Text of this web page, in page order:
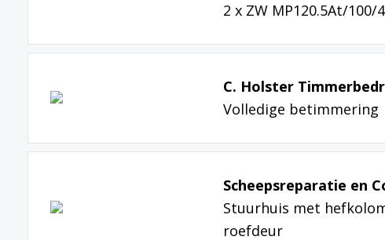
2 x ZW MP120.5At/
C. Holster
Volledige betimmering
Scheepsreparatie en
Stuurhuis met
roefdeur